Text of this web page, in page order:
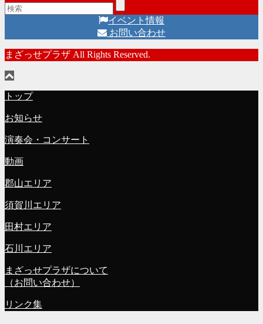
イベント情報
お問い合わせ
まざっせプラザ All Rights Reserved.
トップ
お知らせ
演奏会・コンサート
動画
郡山エリア
須賀川エリア
田村エリア
石川エリア
まざっせプラザについて
（お問い合わせ）
リンク集